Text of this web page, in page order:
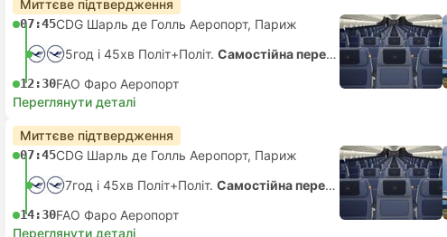
Миттєве підтвердження
07:45CDG Шарль де Голль Аеропорт, Париж
5год і 45хв Політ+Політ. Самостійна пересадка
12:30FAO Фаро Аеропорт
Переглянути деталі
Миттєве підтвердження
07:45CDG Шарль де Голль Аеропорт, Париж
7год і 45хв Політ+Політ. Самостійна пересадка
14:30FAO Фаро Аеропорт
Переглянути деталі